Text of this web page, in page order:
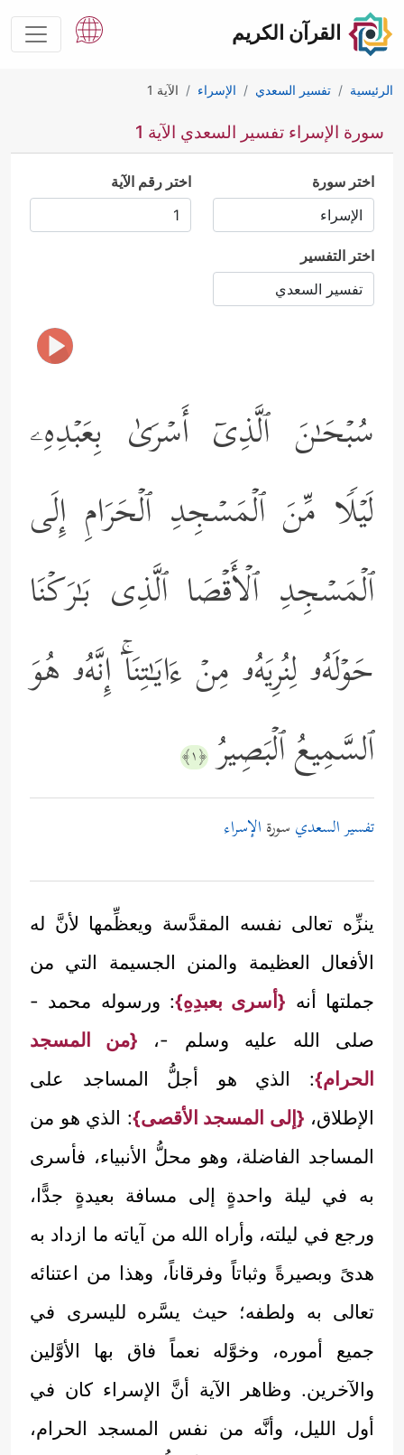
القرآن الكريم
الرئيسية تفسير السعدي الإسراء الآية 1
سورة الإسراء تفسير السعدي الآية 1
اختر سورة اختر رقم الآية
اختر التفسير
سُبۡحَـٰنَ ٱلَّذِیۤ أَسۡرَىٰ بِعَبۡدِهِۦ
لَیۡلࣰا مِّنَ ٱلۡمَسۡجِدِ ٱلۡحَرَامِ إِلَى
ٱلۡمَسۡجِدِ ٱلۡأَقۡصَا ٱلَّذِی بَـٰرَكۡنَا
حَوۡلَهُۥ لِنُرِیَهُۥ مِنۡ ءَایَـٰتِنَاۤۚ إِنَّهُۥ هُوَ
ٱلسَّمِیعُ ٱلۡبَصِیرُ ﴿١﴾
تفسير السعدي سورة الإسراء
ينزِّه تعالى نفسه المقدَّسة ويعظِّمها لأنَّ له
الأفعال العظيمة والمنن الجسيمة التي من
جملتها أنه {أسرى بعبدِهِ}: ورسوله محمد -
صلى الله عليه وسلم -، {من المسجد
الحرام}: الذي هو أجلُّ المساجد على
الإطلاق، {إلى المسجد الأقصى}: الذي هو من
المساجد الفاضلة، وهو محلُّ الأنبياء، فأسرى
به في ليلة واحدةٍ إلى مسافة بعيدةٍ جدًّا،
ورجع في ليلته، وأراه الله من آياته ما ازداد به
هدىً وبصيرةً وثباتاً وفرقاناً، وهذا من اعتنائه
تعالى به ولطفه؛ حيث يسَّره لليسرى في
جميع أموره، وخوَّله نعماً فاق بها الأوَّلين
والآخرين. وظاهر الآية أنَّ الإسراء كان في
أول الليل، وأنَّه من نفس المسجد الحرام،